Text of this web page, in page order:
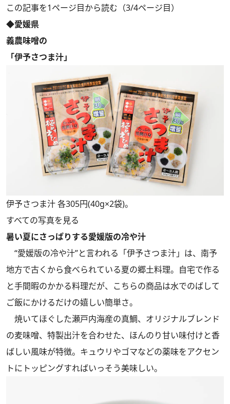
この記事を1ページ目から読む（3/4ページ目）
◆愛媛県
義農味噌の
「伊予さつま汁」
伊予さつま汁 各305円(40g×2袋)。
すべての写真を見る
暑い夏にさっぱりする愛媛版の冷や汁
“愛媛版の冷や汁”と言われる「伊予さつま汁」は、南予
地方で古くから食べられている夏の郷土料理。自宅で作る
と手間暇のかかる料理だが、こちらの商品は水でのばして
ご飯にかけるだけの嬉しい簡単さ。
焼いてほぐした瀬戸内海産の真鯛、オリジナルブレンド
の麦味噌、特製出汁を合わせた、ほんのり甘い味付けと香
ばしい風味が特徴。キュウリやゴマなどの薬味をアクセン
トにトッピングすればいっそう美味しい。